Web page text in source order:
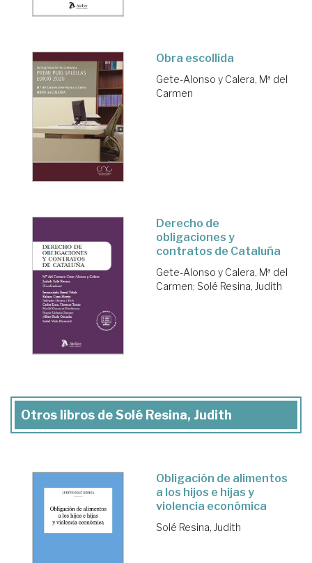
Obra escollida
Gete-Alonso y Calera, Mª del
Carmen
Derecho de
obligaciones y
contratos de Cataluña
Gete-Alonso y Calera, Mª del
Carmen; Solé Resina, Judith
Otros libros de Solé Resina, Judith
Obligación de alimentos
a los hijos e hijas y
violencia económica
Solé Resina, Judith